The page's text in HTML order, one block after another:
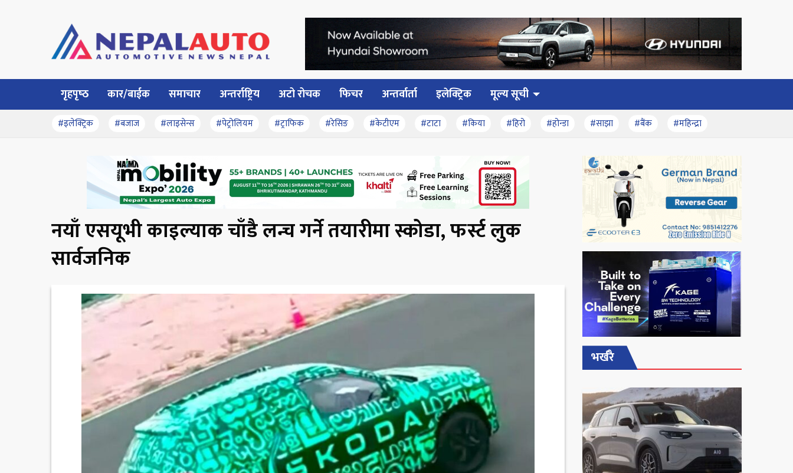
गृहपृष्‍ठ कार/बाईक समाचार अन्तर्राष्ट्रिय अटो रोचक फिचर अन्तर्वार्ता इलेक्ट्रिक मूल्य सूची
#इलेक्ट्रिक #बजाज #लाइसेन्स #पेट्रोलियम #ट्राफिक #रेसिङ #केटीएम #टाटा #किया #हिरो #होन्डा #साझा #बैंक #महिन्द्रा
नयाँ एसयूभी काइल्याक चाँडै लन्च गर्ने तयारीमा स्कोडा, फर्स्ट लुक
सार्वजनिक
भर्खरै